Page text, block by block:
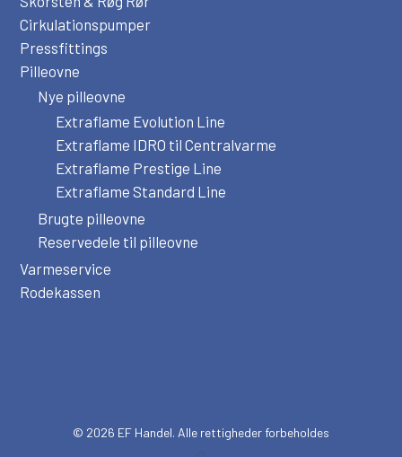
Subtotal:
Cirkulationspumper
Pressfittings
Pilleovne
Nye pilleovne
Extraflame Evolution Line
Extraflame IDRO til Centralvarme
Extraflame Prestige Line
Extraflame Standard Line
Brugte pilleovne
Reservedele til pilleovne
Varmeservice
Rodekassen
© 2026 EF Handel. Alle rettigheder forbeholdes